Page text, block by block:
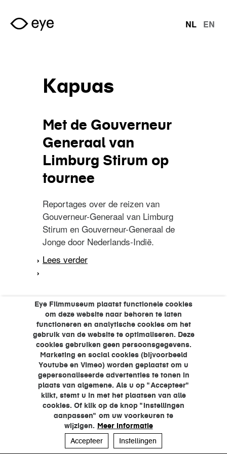
Overslaan en naar de inhoud gaan
Eye Filmmuseum plaatst functionele cookies
om deze website naar behoren te laten
functioneren en analytische cookies om het
gebruik van de website te optimaliseren. Deze
cookies gebruiken geen persoonsgegevens.
Marketing en social cookies (bijvoorbeeld
Youtube en Vimeo) worden geplaatst om u
gepersonaliseerde advertenties te tonen in
plaats van algemene. Als u op "Accepteer"
klikt, stemt u in met het plaatsen van alle
cookies. Of klik op de knop "Instellingen
aanpassen" om uw voorkeuren te
wijzigen. Meer informatie
Accepteer
Instellingen
talen
NL EN
Kapuas
Met de Gouverneur
Generaal van
Limburg Stirum op
tournee
Reportages over de reizen van
Gouverneur-Generaal van Limburg
Stirum en Gouverneur-Generaal de
Jonge door Nederlands-Indië.
Lees verder